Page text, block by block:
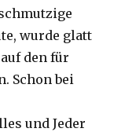
wurde glatt
den für
Schon bei
und Jeder